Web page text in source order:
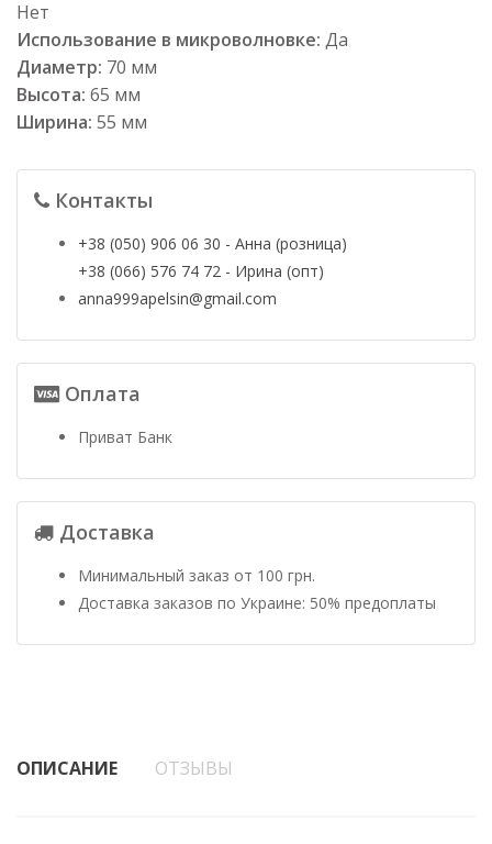
Нет
Использование в микроволновке: Да
Диаметр: 70 мм
Высота: 65 мм
Ширина: 55 мм
Контакты
+38 (050) 906 06 30 - Анна (розница)
+38 (066) 576 74 72 - Ирина (опт)
anna999apelsin@gmail.com
Оплата
Приват Банк
Доставка
Минимальный заказ от 100 грн.
Доставка заказов по Украине: 50% предоплаты
ОПИСАНИЕ ОТЗЫВЫ